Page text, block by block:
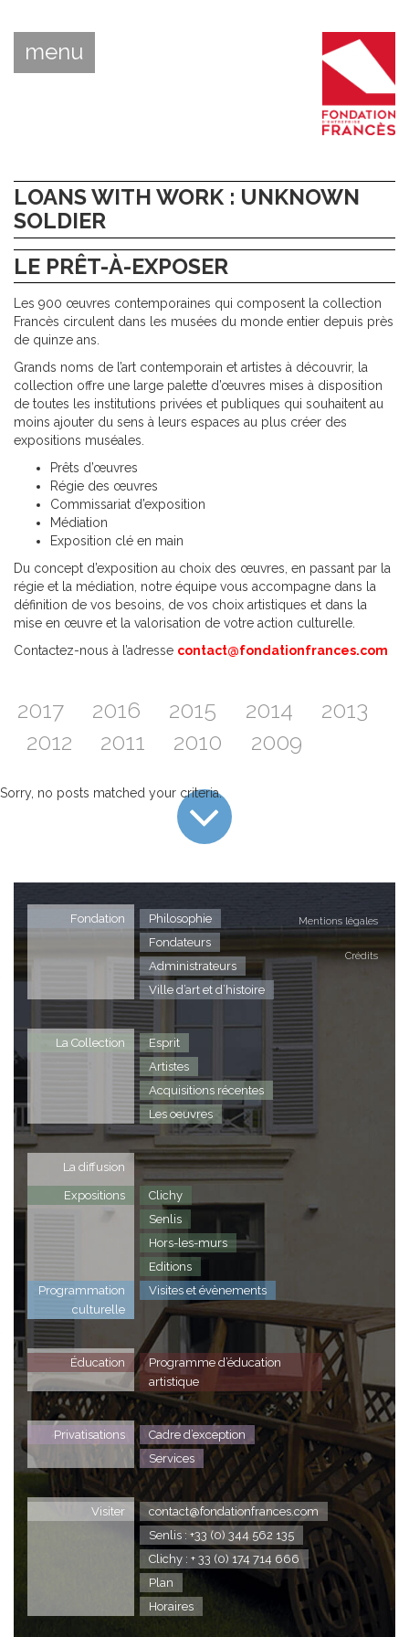
menu
LOANS WITH WORK : UNKNOWN
SOLDIER
LE PRÊT-À-EXPOSER
Les 900 œuvres contemporaines qui composent la collection
Francès circulent dans les musées du monde entier depuis près
de quinze ans.
Grands noms de l’art contemporain et artistes à découvrir, la
collection offre une large palette d’œuvres mises à disposition
de toutes les institutions privées et publiques qui souhaitent au
moins ajouter du sens à leurs espaces au plus créer des
expositions muséales.
Prêts d’œuvres
Régie des œuvres
Commissariat d’exposition
Médiation
Exposition clé en main
Du concept d’exposition au choix des œuvres, en passant par la
régie et la médiation, notre équipe vous accompagne dans la
définition de vos besoins, de vos choix artistiques et dans la
mise en œuvre et la valorisation de votre action culturelle.
Contactez-nous à l’adresse contact@fondationfrances.com
2017 2016 2015 2014
2013
2012
2011 2010 2009
Sorry, no posts matched your criteria.
Mentions légales
Crédits
Fondation
Philosophie
Fondateurs
Administrateurs
Ville d’art et d’histoire
La Collection
Esprit
Artistes
Acquisitions récentes
Les oeuvres
La diffusion
Expositions
Clichy
Senlis
Hors-les-murs
Editions
Programmation
culturelle
Visites et évènements
Éducation
Programme d’éducation
artistique
Privatisations
Cadre d’exception
Services
Visiter
contact@fondationfrances.com
Senlis : +33 (0) 344 562 135
Clichy : + 33 (0) 174 714 666
Plan
Horaires